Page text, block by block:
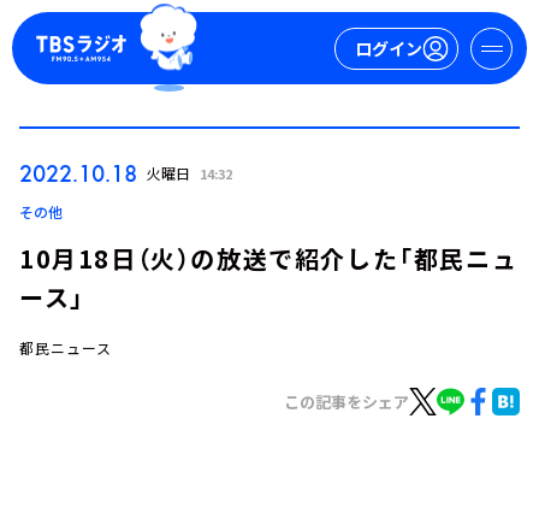
ログイン
2022.10.18 火曜日 14:32
その他
10月18日（火）の放送で紹介した「都民ニュ
ース」
都民ニュース
この記事をシェア